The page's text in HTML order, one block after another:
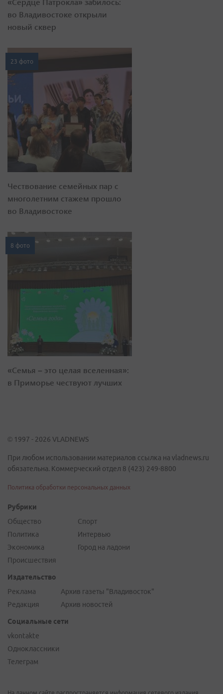
во Владивостоке открыли
новый сквер
23 фото
Чествование семейных пар с
многолетним стажем прошло
во Владивостоке
8 фото
«Семья – это целая вселенная»:
в Приморье чествуют лучших
© 1997 - 2026 VLADNEWS
При любом использовании материалов ссылка на vladnews.ru
обязательна. Коммерческий отдел 8 (423) 249-8800
Политика обработки персональных данных
Рубрики
Общество
Политика
Экономика
Происшествия
Спорт
Интервью
Город на ладони
Издательство
Реклама
Редакция
Архив газеты "Владивосток"
Архив новостей
Социальные сети
vkontakte
Одноклассники
Телеграм